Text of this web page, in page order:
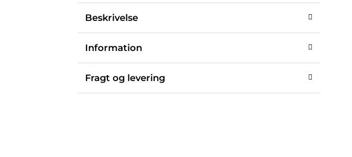
Beskrivelse
Information
Fragt og levering